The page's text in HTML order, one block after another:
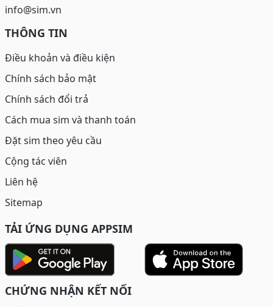
info@sim.vn
THÔNG TIN
Điều khoản và điều kiện
Chính sách bảo mật
Chính sách đổi trả
Cách mua sim và thanh toán
Đặt sim theo yêu cầu
Cộng tác viên
Liên hệ
Sitemap
TẢI ỨNG DỤNG APPSIM
CHỨNG NHẬN KẾT NỐI